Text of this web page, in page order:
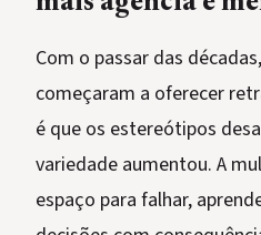
Com o passar das
começaram a oferecer
é que os estereótipos
variedade aumentou. A
espaço para falhar,